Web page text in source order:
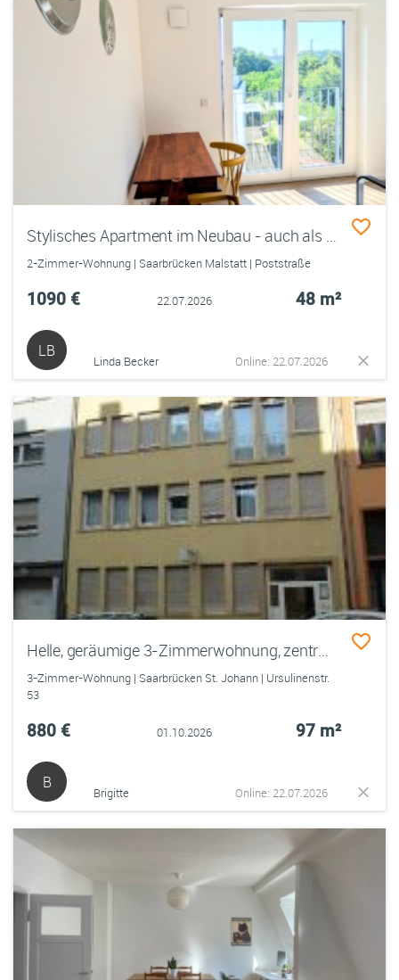
Stylisches Apartment im Neubau - auch als 2er-WG geeignet
2-Zimmer-Wohnung | Saarbrücken Malstatt | Poststraße
1090 € 22.07.2026 48 m²
LB
Linda Becker Online: 22.07.2026
Helle, geräumige 3-Zimmerwohnung, zentrumsnah und ruhig
3-Zimmer-Wohnung | Saarbrücken St. Johann | Ursulinenstr.
53
880 € 01.10.2026 97 m²
B
Brigitte Online: 22.07.2026